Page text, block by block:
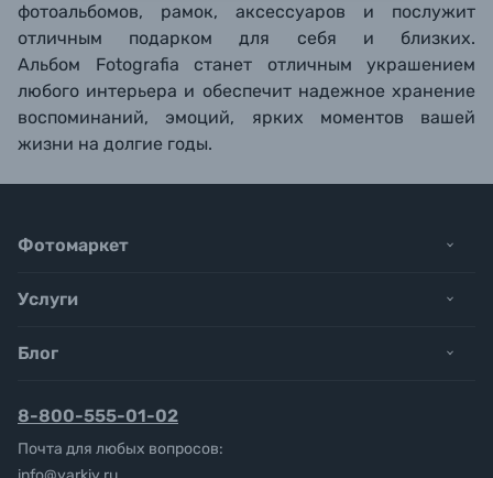
фотоальбомов, рамок, аксессуаров и послужит
отличным подарком для себя и близких.
Альбом Fotografia станет отличным украшением
любого интерьера и обеспечит надежное хранение
воспоминаний, эмоций, ярких моментов вашей
жизни на долгие годы.
Фотомаркет
Услуги
Блог
8-800-555-01-02
Почта для любых вопросов: